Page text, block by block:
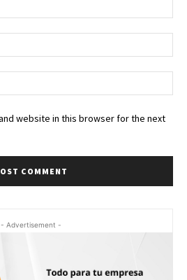
website in this browser for the next
- Advertisement -